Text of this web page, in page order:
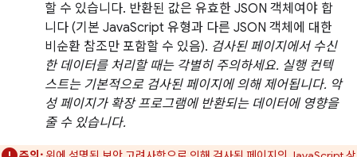
할 수 있습니다. 반환된 값은 유효한 JSON 객체여야 합
니다 (기본 JavaScript 유형과 다른 JSON 객체에 대한
비순환 참조만 포함할 수 있음). 검사된 페이지에서 수신
한 데이터를 처리할 때는 각별히 주의하세요. 실행 컨텍
스트는 기본적으로 검사된 페이지에 의해 제어됩니다. 악
성 페이지가 확장 프로그램에 반환되는 데이터에 영향을
줄 수 있습니다.